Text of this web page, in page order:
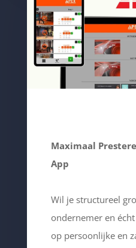
Maximaal
App
Wil je structureel
ondernemer en
op persoonlijke en